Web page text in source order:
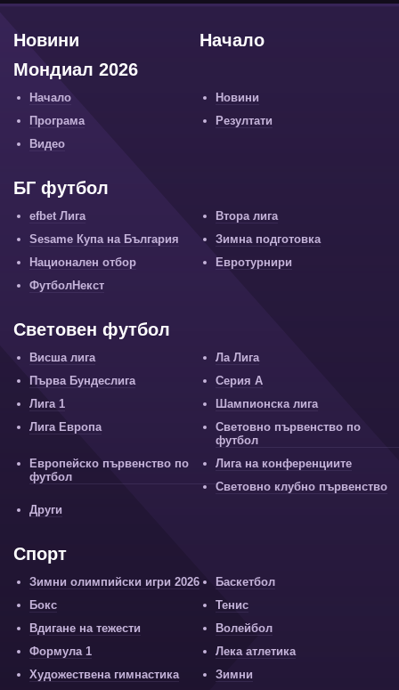
Начало
Новини
Мондиал 2026
Начало
Новини
Програма
Резултати
Видео
БГ футбол
efbet Лига
Втора лига
Sesame Купа на България
Зимна подготовка
Национален отбор
Евротурнири
ФутболНекст
Световен футбол
Висша лига
Ла Лига
Първа Бундеслига
Серия А
Лига 1
Шампионска лига
Лига Европа
Световно първенство по
футбол
Европейско първенство по
футбол
Лига на конференциите
Световно клубно първенство
Други
Спорт
Зимни олимпийски игри 2026
Баскетбол
Бокс
Тенис
Вдигане на тежести
Волейбол
Формула 1
Лека атлетика
Художествена гимнастика
Зимни